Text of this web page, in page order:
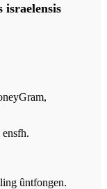
israelensis
ûntfongen.